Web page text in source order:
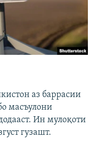
аз баррасии
масъулони
Ин мулоқоти
гузашт.